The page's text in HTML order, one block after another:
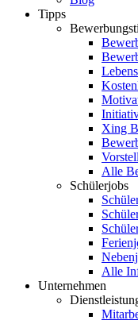
Tipps
Xing
Alle
Schülerjobs
Alle
Unternehmen